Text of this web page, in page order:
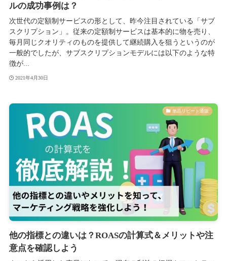
ルの成功事例は？
次世代の定額制サービスの形として、昨今注目されている「サブ
スクリプション」。従来の定額制サービスは基本的に物を売り、
毎月同じクオリティのものを提供して継続購入を狙うというのが
一般的でしたが、サブスクリプションモデルには以下のような特
徴が...
2021年4月30日
単品リピート通販
他の指標との違いは？ROASの計算式＆メリットや注
意点を確認しよう